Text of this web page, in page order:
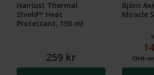
Hairlust Thermal
Shield™ Heat
Protectant, 150 ml
259 kr
Björn
Miracle
Ord.